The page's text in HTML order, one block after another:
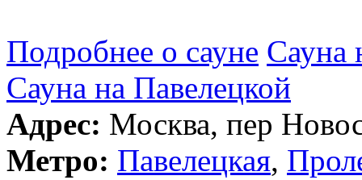
Подробнее о сауне Сауна
Сауна на Павелецкой
Адрес: Москва, пер
Метро: Павелецкая,